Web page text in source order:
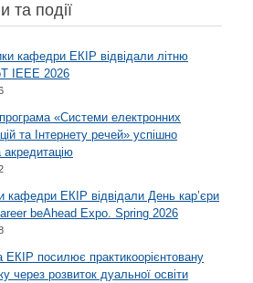
та події
кафедри ЕКІР відвідали літню
IEEE 2026
«Системи електронних
та Інтернету речей» успішно
кафедри ЕКІР відвідали День кар’єри
beAhead Expo. Spring 2026
посилює практикоорієнтовану
через розвиток дуальної освіти